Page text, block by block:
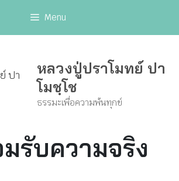
Menu
หลวงปู่ปราโมทย์ ปา
โมชฺโช
ธรรมะเพื่อความพ้นทุกข์
รับความจริง